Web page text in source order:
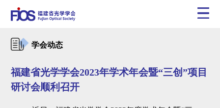
学会动态
福建省光学学会2023年学术年会暨“三创”项目
研讨会顺利召开